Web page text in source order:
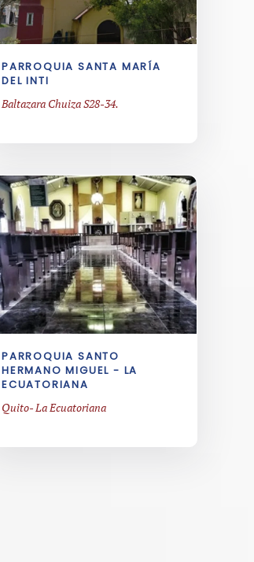
PARROQUIA SANTA MARÍA
DEL INTI
Baltazara Chuiza S28-34.
PARROQUIA SANTO
HERMANO MIGUEL - LA
ECUATORIANA
Quito- La Ecuatoriana